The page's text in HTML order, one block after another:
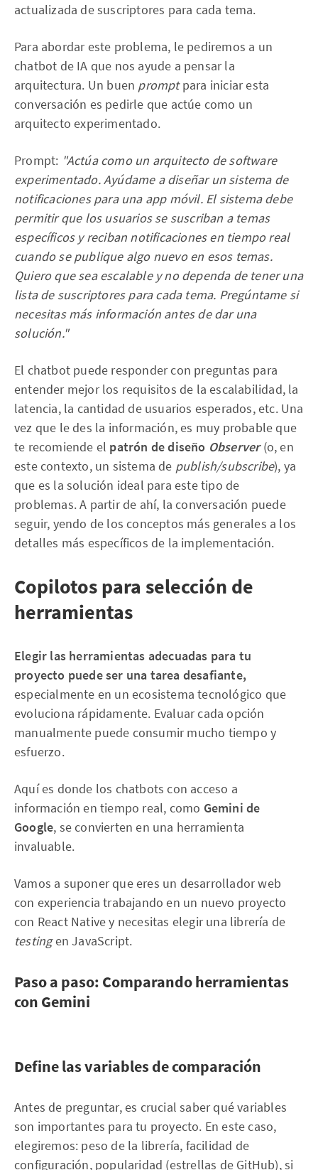
actualizada de suscriptores para cada tema.
Para abordar este problema, le pediremos a un
chatbot de IA que nos ayude a pensar la
arquitectura. Un buen promptpara iniciar esta
conversación es pedirle que actúe como un
arquitecto experimentado.
Prompt: "Actúa como un arquitecto de software
experimentado. Ayúdame a diseñar un sistema de
notificaciones para una app móvil. El sistema debe
permitir que los usuarios se suscriban a temas
específicos y reciban notificaciones en tiempo real
cuando se publique algo nuevo en esos temas.
Quiero que sea escalable y no dependa de tener una
lista de suscriptores para cada tema. Pregúntame si
necesitas más información antes de dar una
solución."
El chatbot puede responder con preguntas para
entender mejor los requisitos de la escalabilidad, la
latencia, la cantidad de usuarios esperados, etc. Una
vez que le des la información, es muy probable que
te recomiende el patrón de diseño Observer(o, en
este contexto, un sistema de publish/subscribe), ya
que es la solución ideal para este tipo de
problemas. A partir de ahí, la conversación puede
seguir, yendo de los conceptos más generales a los
detalles más específicos de la implementación.
Copilotos para selección de
herramientas
Elegir las herramientas adecuadas para tu
proyecto puede ser una tarea desafiante,
especialmente en un ecosistema tecnológico que
evoluciona rápidamente. Evaluar cada opción
manualmente puede consumir mucho tiempo y
esfuerzo.
Aquí es donde los chatbots con acceso a
información en tiempo real, como Gemini de
Google, se convierten en una herramienta
invaluable.
Vamos a suponer que eres un desarrollador web
con experiencia trabajando en un nuevo proyecto
con React Native y necesitas elegir una librería de
testingen JavaScript.
Paso a paso: Comparando herramientas
con Gemini
Define las variables de comparación
Antes de preguntar, es crucial saber qué variables
son importantes para tu proyecto. En este caso,
elegiremos: peso de la librería, facilidad de
configuración, popularidad (estrellas de GitHub), si